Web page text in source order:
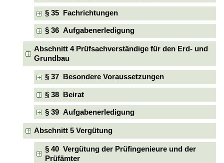
§ 35 Fachrichtungen
§ 36 Aufgabenerledigung
Abschnitt 4 Prüfsachverständige für den Erd- und
Grundbau
§ 37 Besondere Voraussetzungen
§ 38 Beirat
§ 39 Aufgabenerledigung
Abschnitt 5 Vergütung
§ 40 Vergütung der Prüfingenieure und der
Prüfämter